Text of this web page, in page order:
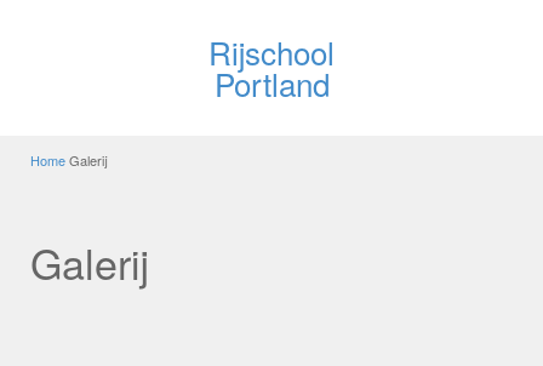
Rijschool
Portland
HomeGalerij
Galerij